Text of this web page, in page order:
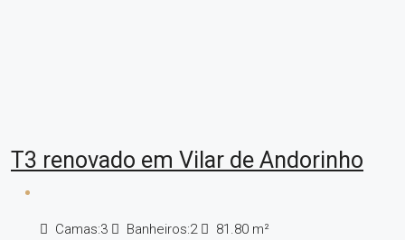
T3 renovado em Vilar de Andorinho
Camas:3 Banheiros:2 81.80 m²